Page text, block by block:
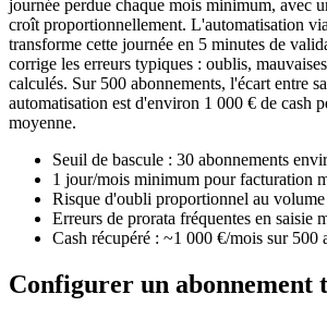
journée perdue chaque mois minimum, avec
croît proportionnellement. L'automatisation
transforme cette journée en 5 minutes de
corrige les erreurs typiques : oublis,
calculés. Sur 500 abonnements, l'écart entre
automatisation est d'environ 1 000 € de cash
moyenne.
Seuil de bascule : 30 abonnements
1 jour/mois minimum pour facturation
Risque d'oubli proportionnel au volume
Erreurs de prorata fréquentes en saisie
Cash récupéré : ~1 000 €/mois sur 500
Configurer un abonnement